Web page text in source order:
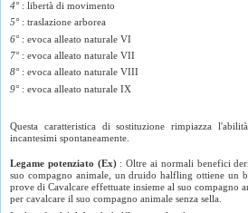
4°: libertà di movimento
5°: traslazione arborea
6°: evoca alleato naturale VI
7°: evoca alleato naturale VII
8°: evoca alleato naturale VIII
9°: evoca alleato naturale IX
Questa caratteristica di sostituzione rimpiazza
incantesimi spontaneamente.
Legame potenziato (Ex): Oltre ai normali benefici
suo compagno animale, un druido halfling ottiene un
prove di Cavalcare effettuate insieme al suo compagno
per cavalcare il suo compagno animale senza sella.